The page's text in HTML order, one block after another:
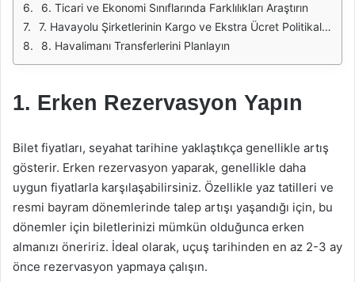
6. Ticari ve Ekonomi Sınıflarında Farklılıkları Araştırın
7. Havayolu Şirketlerinin Kargo ve Ekstra Ücret Politikalarını Gözden Geçirin
8. Havalimanı Transferlerini Planlayın
1. Erken Rezervasyon Yapın
Bilet fiyatları, seyahat tarihine yaklaştıkça genellikle artış
gösterir. Erken rezervasyon yaparak, genellikle daha
uygun fiyatlarla karşılaşabilirsiniz. Özellikle yaz tatilleri ve
resmi bayram dönemlerinde talep artışı yaşandığı için, bu
dönemler için biletlerinizi mümkün olduğunca erken
almanızı öneririz. İdeal olarak, uçuş tarihinden en az 2-3 ay
önce rezervasyon yapmaya çalışın.